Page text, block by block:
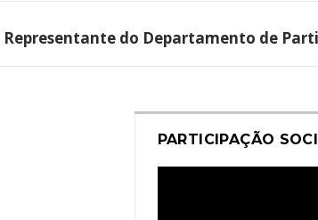
Representante do Departamento de
PARTICIPAÇÃO